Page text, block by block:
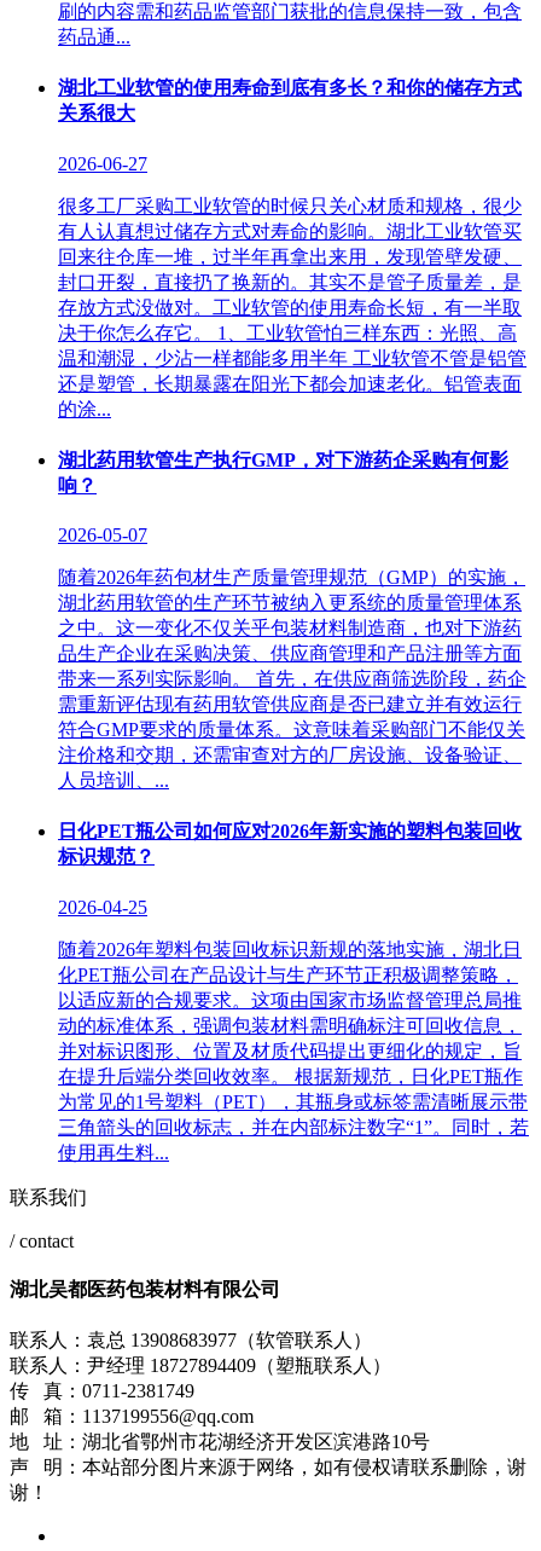
刷的内容需和药品监管部门获批的信息保持一致，包含
药品通...
湖北工业软管的使用寿命到底有多长？和你的储存方式
关系很大
2026-06-27
很多工厂采购工业软管的时候只关心材质和规格，很少
有人认真想过储存方式对寿命的影响。湖北工业软管买
回来往仓库一堆，过半年再拿出来用，发现管壁发硬、
封口开裂，直接扔了换新的。其实不是管子质量差，是
存放方式没做对。工业软管的使用寿命长短，有一半取
决于你怎么存它。 1、工业软管怕三样东西：光照、高
温和潮湿，少沾一样都能多用半年‌ 工业软管不管是铝管
还是塑管，长期暴露在阳光下都会加速老化。铝管表面
的涂...
湖北药用软管生产执行GMP，对下游药企采购有何影
响？
2026-05-07
随着2026年药包材生产质量管理规范（GMP）的实施，
湖北药用软管的生产环节被纳入更系统的质量管理体系
之中。这一变化不仅关乎包装材料制造商，也对下游药
品生产企业在采购决策、供应商管理和产品注册等方面
带来一系列实际影响。 首先，在供应商筛选阶段，药企
需重新评估现有药用软管供应商是否已建立并有效运行
符合GMP要求的质量体系。这意味着采购部门不能仅关
注价格和交期，还需审查对方的厂房设施、设备验证、
人员培训、...
日化PET瓶公司如何应对2026年新实施的塑料包装回收
标识规范？
2026-04-25
随着2026年塑料包装回收标识新规的落地实施，湖北日
化PET瓶公司在产品设计与生产环节正积极调整策略，
以适应新的合规要求。这项由国家市场监督管理总局推
动的标准体系，强调包装材料需明确标注可回收信息，
并对标识图形、位置及材质代码提出更细化的规定，旨
在提升后端分类回收效率。 根据新规范，日化PET瓶作
为常见的1号塑料（PET），其瓶身或标签需清晰展示带
三角箭头的回收标志，并在内部标注数字“1”。同时，若
使用再生料...
联系我们
/ contact
湖北吴都医药包装材料有限公司
联系人：袁总 13908683977（软管联系人）
联系人：尹经理 18727894409（塑瓶联系人）
传 真：0711-2381749
邮 箱：1137199556@qq.com
地 址：湖北省鄂州市花湖经济开发区滨港路10号
声 明：本站部分图片来源于网络，如有侵权请联系删除，谢
谢！